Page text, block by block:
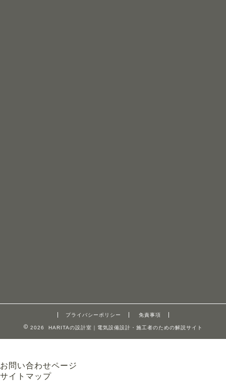
プライバシーポリシー 免責事項
2026 HARITAの設計室｜電気設備設計・施工者のための解説サイト
お問い合わせページ
サイトマップ